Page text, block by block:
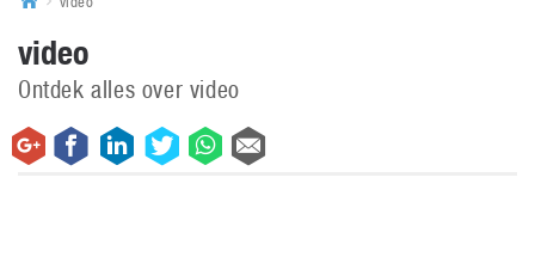
video
Ontdek alles over video